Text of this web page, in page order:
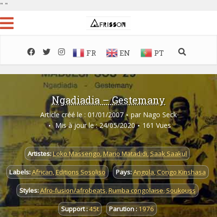
" "
FR EN PT
Ngadiadia – Gestemany
Article créé le : 01/01/2007 par Nago Seck
Mis à jour le : 24/05/2020
161 Vues
Artistes: Loko Massengo,Mario Matadidi,Saak Saakul
Labels:African,Editions Sosoliso Pays:Angola,Congo Kinshasa
Styles:Afro-fusion/afrobeats,Rumba congolaise,Soukouss
Support :45t Parution : 1976